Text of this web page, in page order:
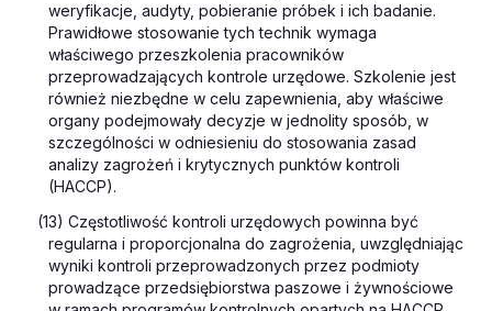
weryfikacje, audyty, pobieranie próbek i ich badanie.
Prawidłowe stosowanie tych technik wymaga
właściwego przeszkolenia pracowników
przeprowadzających kontrole urzędowe. Szkolenie jest
również niezbędne w celu zapewnienia, aby właściwe
organy podejmowały decyzje w jednolity sposób, w
szczególności w odniesieniu do stosowania zasad
analizy zagrożeń i krytycznych punktów kontroli
(HACCP).
(13) Częstotliwość kontroli urzędowych powinna być
regularna i proporcjonalna do zagrożenia, uwzględniając
wyniki kontroli przeprowadzonych przez podmioty
prowadzące przedsiębiorstwa paszowe i żywnościowe